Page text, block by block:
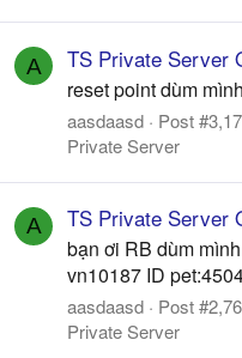
A TS Private Server
reset point dùm
aasdaasd Post
Private Server
A TS Private Server
bạn ơi RB dùm
vn10187 ID
aasdaasd Post
Private Server